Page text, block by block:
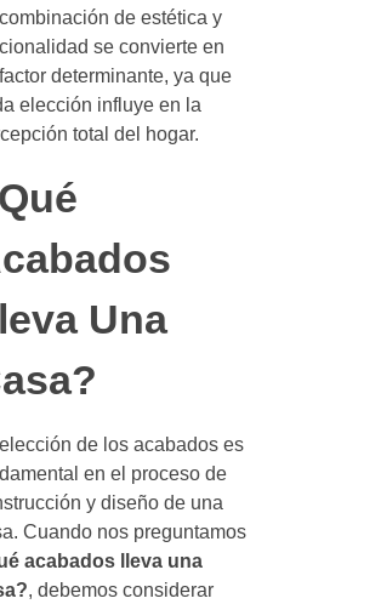
de estética y
se convierte en
determinante, ya que
elección influye en la
total del hogar.
Una
de los acabados es
en el proceso de
y diseño de una
Cuando nos preguntamos
acabados lleva una
, debemos considerar